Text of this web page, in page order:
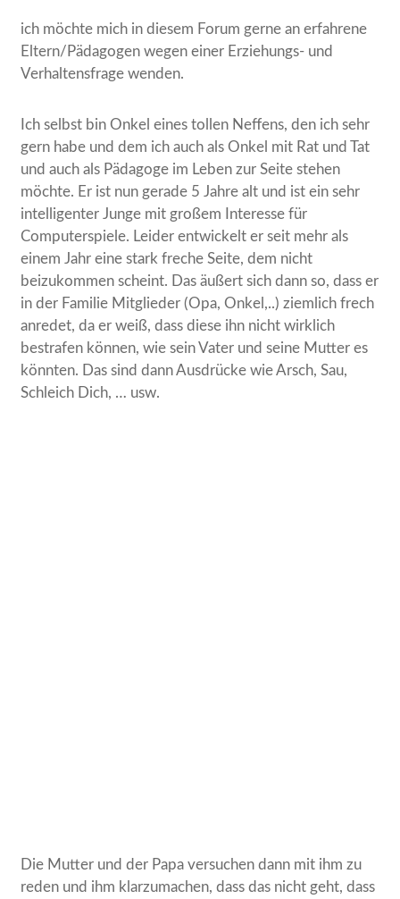
ich möchte mich in diesem Forum gerne an erfahrene
Eltern/Pädagogen wegen einer Erziehungs- und
Verhaltensfrage wenden.
Ich selbst bin Onkel eines tollen Neffens, den ich sehr
gern habe und dem ich auch als Onkel mit Rat und Tat
und auch als Pädagoge im Leben zur Seite stehen
möchte. Er ist nun gerade 5 Jahre alt und ist ein sehr
intelligenter Junge mit großem Interesse für
Computerspiele. Leider entwickelt er seit mehr als
einem Jahr eine stark freche Seite, dem nicht
beizukommen scheint. Das äußert sich dann so, dass er
in der Familie Mitglieder (Opa, Onkel,..) ziemlich frech
anredet, da er weiß, dass diese ihn nicht wirklich
bestrafen können, wie sein Vater und seine Mutter es
könnten. Das sind dann Ausdrücke wie Arsch, Sau,
Schleich Dich, … usw.
Die Mutter und der Papa versuchen dann mit ihm zu
reden und ihm klarzumachen, dass das nicht geht, dass